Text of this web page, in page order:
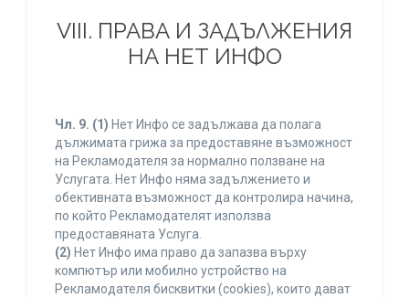
VIII. ПРАВА И ЗАДЪЛЖЕНИЯ
НА НЕТ ИНФО
Чл. 9. (1) Нет Инфо се задължава да полага
дължимата грижа за предоставяне възможност
на Рекламодателя за нормално ползване на
Услугата. Нет Инфо няма задължението и
обективната възможност да контролира начина,
по който Рекламодателят използва
предоставяната Услуга.
(2) Нет Инфо има право да запазва върху
компютър или мобилно устройство на
Рекламодателя бисквитки (cookies), които дават